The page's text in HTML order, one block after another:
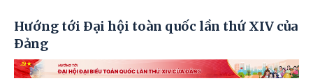
gia buổi tiếp đón.
Hướng tới Đại hội toàn quốc lần thứ XIV của
Đảng